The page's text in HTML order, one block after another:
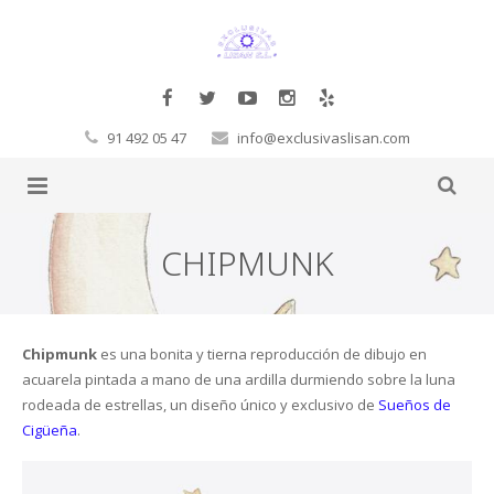
91 492 05 47 info@exclusivaslisan.com
Productos
Complementos
Cornisas
Vigas
Pegamentos
Hb Fuller
Corcho
Tarimas
Flotante
Baltic Wood
Laminadas
Exclusivos
Decoración Moderno-Clásico
Glamora
Orac
CHIPMUNK
Chipmunk es una bonita y tierna reproducción de dibujo en
acuarela pintada a mano de una ardilla durmiendo sobre la luna
rodeada de estrellas, un diseño único y exclusivo de Sueños de
Cigüeña.